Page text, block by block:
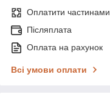
Оплатити частинами
Післяплата
Оплата на рахунок
Всі умови оплати